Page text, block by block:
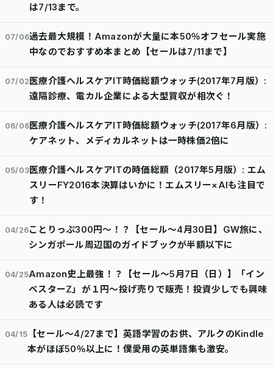
は7/13まで。
07/06過去最大規模！Amazonが大量に本50％オフセール実施
中なのでおすすめ本まとめ【セールは7/11まで】
07/02医療介護ヘルスケアIT時価総額ウォッチ(2017年7月版）:
遠隔診療、電カル企業による大型買収が相次ぐ！
06/06医療介護ヘルスケアIT時価総額ウォッチ(2017年6月版）:
ケアネット、メディカルネットは一時株価2倍に
05/03医療介護ヘルスケアITの時価総額（2017年5月版）: エム
スリーFY2016本決算はいかに！エムスリー×AIも注目で
す！
04/26ことりっぷ300円～！？【セール～4月30日】GW旅に、
シンガポール周辺国のガイドブックが半額以下に
04/25Amazon史上最強！？【セール～5月7日（日）】「イン
ベスターZ」が１円～投げ売りで販売！投資少しでも興味
ある人は必読です
04/15
【セール～4/27まで】英語学習のお供、アルクのKindle
本がほぼ50％以上に！僕愛用の英単語集も激安。